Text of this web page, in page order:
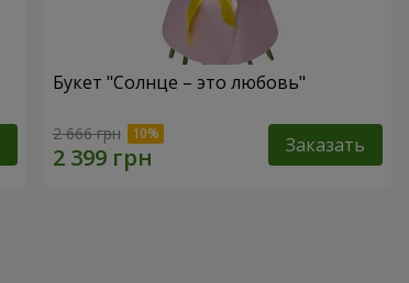
Букет "Солнце – это любовь"
2 666 грн Заказать